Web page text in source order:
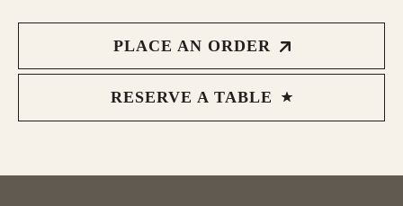
PLACE AN ORDER
RESERVE A TABLE